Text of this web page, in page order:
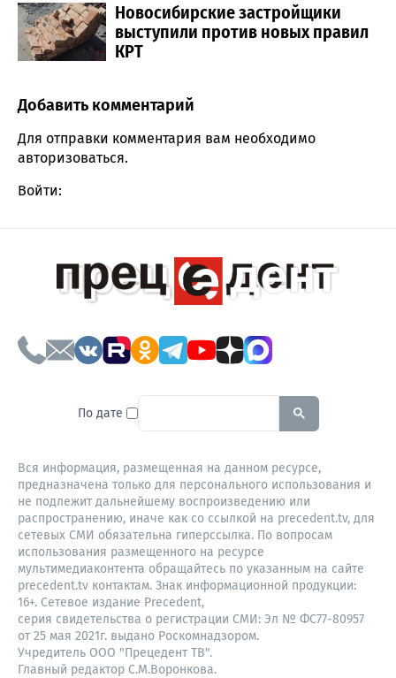
Новосибирские застройщики
выступили против новых правил
КРТ
Comment section
Добавить комментарий
Для отправки комментария вам необходимо
авторизоваться.
Войти:
По дате To search this site, enter a
Вся информация, размещенная на данном ресурсе,
предназначена только для персонального использования и
не подлежит дальнейшему воспроизведению или
распространению, иначе как со ссылкой на precedent.tv, для
сетевых СМИ обязательна гиперссылка. По вопросам
использования размещенного на ресурсе
мультимедиаконтента обращайтесь по указанным на сайте
precedent.tv контактам. Знак информационной продукции:
16+. Сетевое издание Precedent,
серия свидетельства о регистрации СМИ: Эл № ФС77-80957
от 25 мая 2021г. выдано Роскомнадзором.
Учредитель ООО "Прецедент ТВ".
Главный редактор С.М.Воронкова.